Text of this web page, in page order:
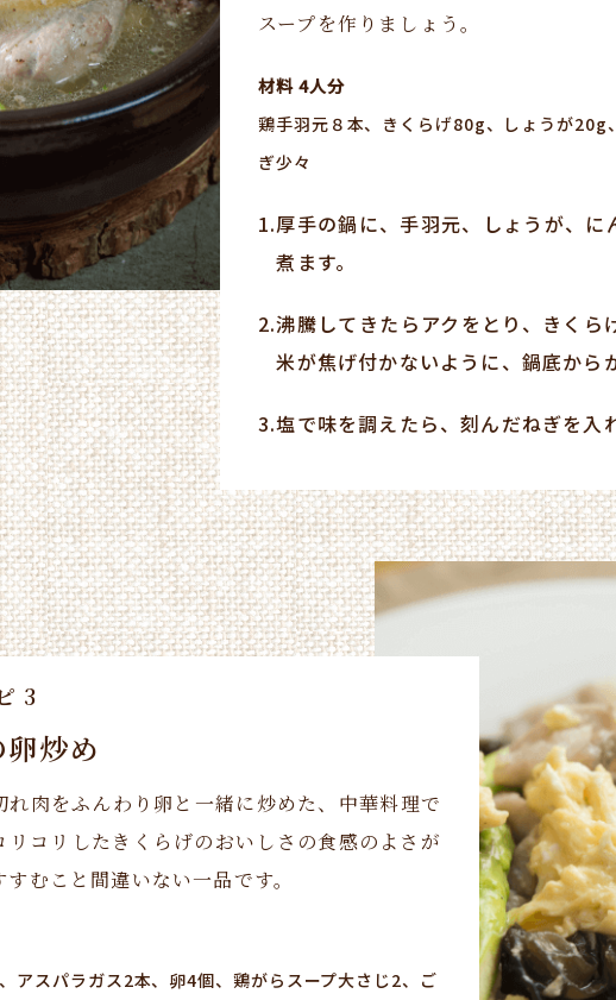
スープを作りましょう。
材料 4人分
鶏手羽元８本、きくらげ80g、しょうが
ぎ少々
1.厚手の鍋に、手羽元、しょうが、
煮ます。
2.沸騰してきたらアクをとり、きく
米が焦げ付かないように、鍋底から
3.塩で味を調えたら、刻んだねぎを
3
炒め
れ肉をふんわり卵と一緒に炒めた、中華料理で
リコリしたきくらげのおいしさの食感のよさが
むこと間違いない一品です。
アスパラガス2本、卵4個、鶏がらスープ大さじ2、ご